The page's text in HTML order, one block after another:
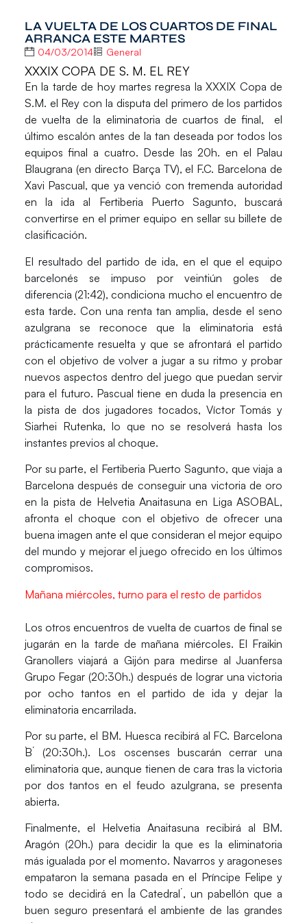
LA VUELTA DE LOS CUARTOS DE FINAL
ARRANCA ESTE MARTES
04/03/2014 General
XXXIX COPA DE S. M. EL REY
En la tarde de hoy martes regresa laXXXIX Copa de
S.M. el Reycon la disputa del primero de los partidos
de vuelta de la eliminatoria de cuartos de final, el
último escalón antes de la tan deseada por todos los
equipos final a cuatro. Desde las 20h. en el Palau
Blaugrana (en directo Barça TV), el F.C. Barcelona de
Xavi Pascual, que ya venció con tremenda autoridad
en la ida al Fertiberia Puerto Sagunto, buscará
convertirse en el primer equipo en sellar su billete de
clasificación.
El resultado del partido de ida, en el que el equipo
barcelonés se impuso por veintiún goles de
diferencia (21:42), condiciona mucho el encuentro de
esta tarde. Con una renta tan amplia, desde el seno
azulgrana se reconoce que la eliminatoria está
prácticamente resuelta y que se afrontará el partido
con el objetivo de volver a jugar a su ritmo y probar
nuevos aspectos dentro del juego que puedan servir
para el futuro. Pascual tiene en duda la presencia en
la pista de dos jugadores tocados, Víctor Tomás y
Siarhei Rutenka, lo que no se resolverá hasta los
instantes previos al choque.
Por su parte, el Fertiberia Puerto Sagunto, que viaja a
Barcelona después de conseguir una victoria de oro
en la pista de Helvetia Anaitasuna en Liga ASOBAL,
afronta el choque con el objetivo de ofrecer una
buena imagen ante el que consideran el mejor equipo
del mundo y mejorar el juego ofrecido en los últimos
compromisos.
Mañana miércoles, turno para el resto de partidos
Los otros encuentros de vuelta de cuartos de final se
jugarán en la tarde de mañana miércoles. El Fraikin
Granollersviajará a Gijón para medirse alJuanfersa
Grupo Fegar (20:30h.) después de lograr una victoria
por ocho tantos en el partido de ida y dejar la
eliminatoria encarrilada.
Por su parte, el BM. Huesca recibirá al FC. Barcelona
`B´(20:30h.). Los oscenses buscarán cerrar una
eliminatoria que, aunque tienen de cara tras la victoria
por dos tantos en el feudo azulgrana, se presenta
abierta.
Finalmente, el Helvetia Anaitasunarecibirá al BM.
Aragón (20h.) para decidir la que es la eliminatoria
más igualada por el momento. Navarros y aragoneses
empataron la semana pasada en el Príncipe Felipe y
todo se decidirá en `la Catedral´, un pabellón que a
buen seguro presentará el ambiente de las grandes